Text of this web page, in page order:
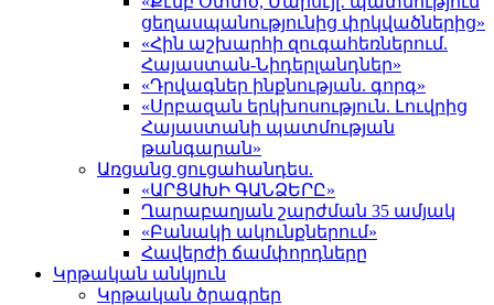
ցեղասպանությունից փրկվածներից»
«Հին աշխարհի զուգահեռներում.
Հայաստան-Նիդերլանդներ»
«Դրվագներ ինքնության. գորգ»
«Սրբազան երկխոսություն. Լուվրից
Հայաստանի պատմության
թանգարան»
Առցանց ցուցահանդես.
«ԱՐՑԱԽԻ ԳԱՆՁԵՐԸ»
Ղարաբաղյան շարժման 35 ամյակ
«Բանակի ակունքներում»
Հավերժի ճամփորդները
Կրթական անկյուն
Կրթական ծրագրեր